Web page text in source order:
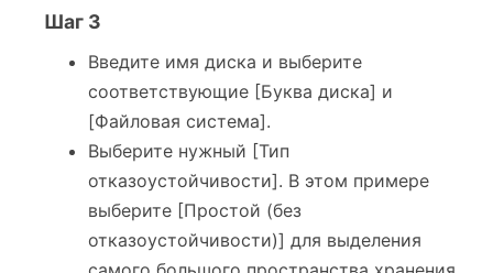
Шаг 3
Введите имя диска и выберите
соответствующие [Буква диска] и
[Файловая система].
Выберите нужный [Тип
отказоустойчивости]. В этом примере
выберите [Простой (без
отказоустойчивости)] для выделения